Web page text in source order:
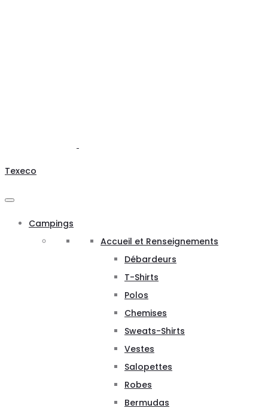
Texeco
Campings
Accueil et Renseignements
Débardeurs
T-Shirts
Polos
Chemises
Sweats-Shirts
Vestes
Salopettes
Robes
Bermudas